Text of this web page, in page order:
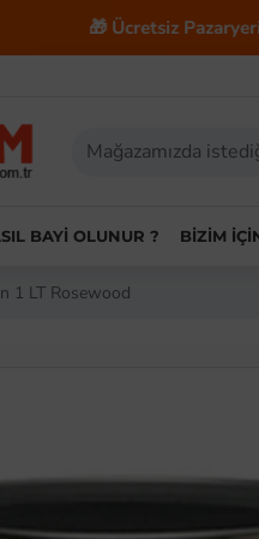
🎁 Ücretsiz Pazaryeri
BAYI OLUNUR ? BIZIM
1 LT Rosewood